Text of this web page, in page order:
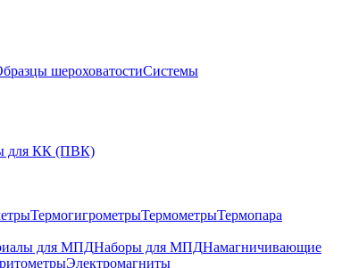
шероховатостиСистемы
для КК (ПВК)
ТермогигрометрыТермометрыТермопара
для МПДНаборы для МПДНамагничивающие
Электромагниты